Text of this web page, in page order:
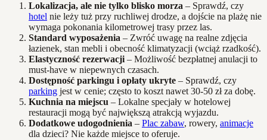
Lokalizacja, ale nie tylko blisko morza – Sprawdź, czy
hotel nie leży tuż przy ruchliwej drodze, a dojście na plażę nie
wymaga pokonania kilometrowej trasy przez las.
Standard wyposażenia – Zwróć uwagę na realne zdjęcia
łazienek, stan mebli i obecność klimatyzacji (wciąż rzadkość).
Elastyczność rezerwacji – Możliwość bezpłatnej anulacji to
must-have w niepewnych czasach.
Dostępność parkingu i opłaty ukryte – Sprawdź, czy
parking jest w cenie; często to koszt nawet 30-50 zł za dobę.
Kuchnia na miejscu – Lokalne specjały w hotelowej
restauracji mogą być największą atrakcją wyjazdu.
Dodatkowe udogodnienia – Plac zabaw, rowery, animacje
dla dzieci? Nie każde miejsce to oferuje.